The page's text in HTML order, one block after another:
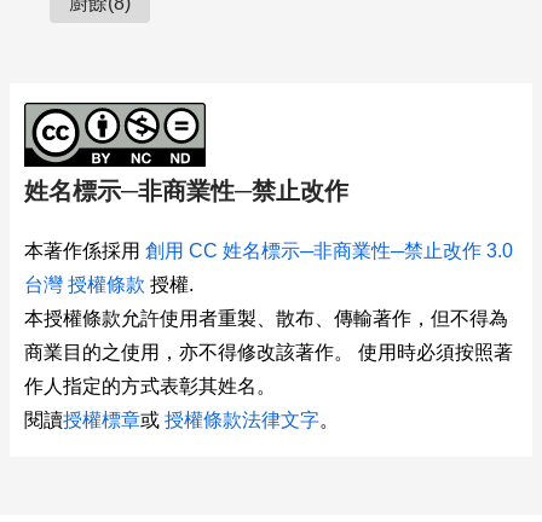
姓名標示─非商業性─禁止改作
本著作係採用 創用 CC 姓名標示─非商業性─禁止改作 3.0
台灣 授權條款 授權.
本授權條款允許使用者重製、散布、傳輸著作，但不得為
商業目的之使用，亦不得修改該著作。 使用時必須按照著
作人指定的方式表彰其姓名。
閱讀授權標章或 授權條款法律文字。